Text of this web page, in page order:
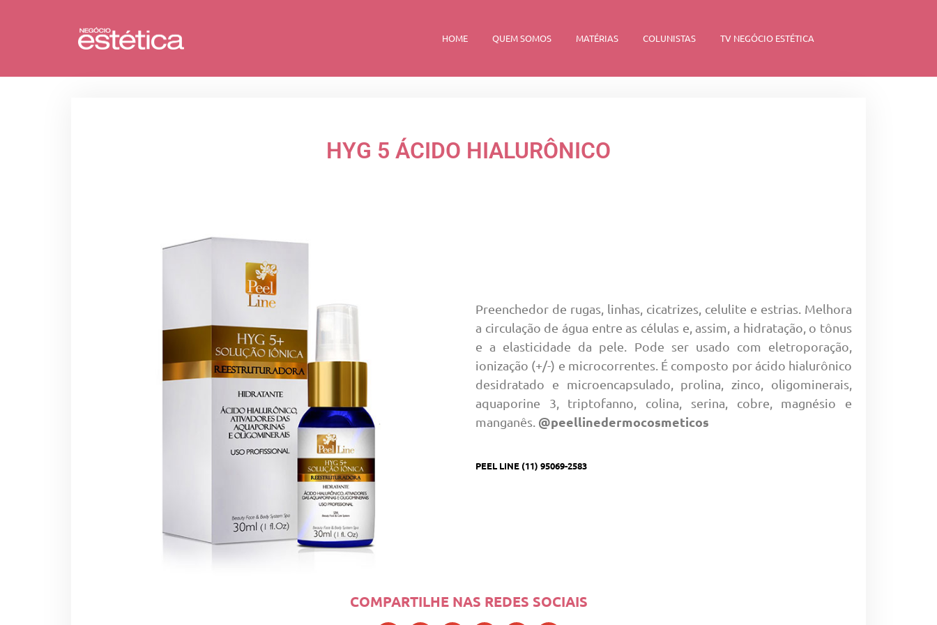
HOME QUEM SOMOS MATÉRIAS COLUNISTAS TV NEGÓCIO ESTÉTICA
HYG 5 ÁCIDO HIALURÔNICO
Preenchedor de rugas, linhas, cicatrizes, celulite e estrias. Melhora
a circulação de água entre as células e, assim, a hidratação, o tônus
e a elasticidade da pele. Pode ser usado com eletroporação,
ionização (+/-) e microcorrentes. É composto por ácido hialurônico
desidratado e microencapsulado, prolina, zinco, oligominerais,
aquaporine 3, triptofanno, colina, serina, cobre, magnésio e
manganês. @peellinedermocosmeticos
PEEL LINE (11) 95069-2583
COMPARTILHE NAS REDES SOCIAIS